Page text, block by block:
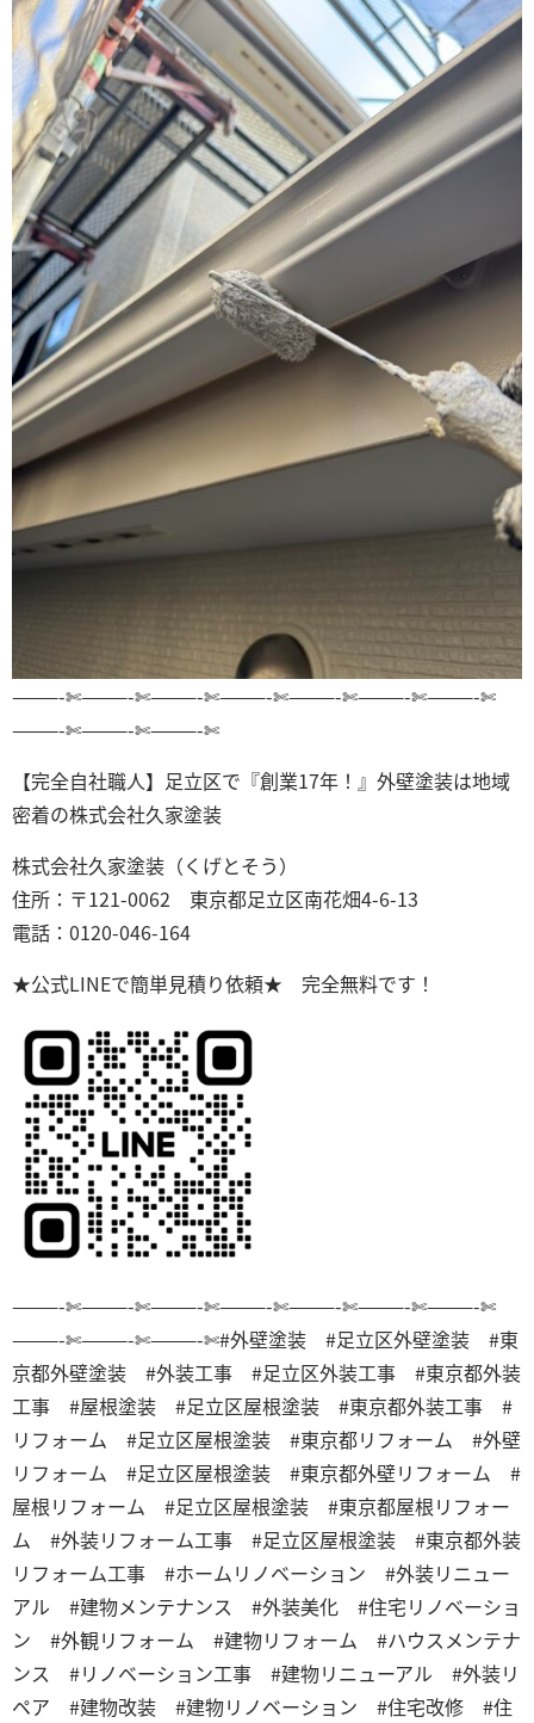
———-✄———-✄———-✄———-✄———-✄———-✄———-✄
———-✄———-✄———-✄
【完全自社職人】足立区で『創業17年！』外壁塗装は地域
密着の株式会社久家塗装
株式会社久家塗装（くげとそう）
住所：〒121-0062 東京都足立区南花畑4-6-13
電話：0120-046-164
★公式LINEで簡単見積り依頼★ 完全無料です！
———-✄———-✄———-✄———-✄———-✄———-✄———-✄
———-✄———-✄———-✄#外壁塗装 #足立区外壁塗装 #東
京都外壁塗装 #外装工事 #足立区外装工事 #東京都外装
工事 #屋根塗装 #足立区屋根塗装 #東京都外装工事 #
リフォーム #足立区屋根塗装 #東京都リフォーム #外壁
リフォーム #足立区屋根塗装 #東京都外壁リフォーム #
屋根リフォーム #足立区屋根塗装 #東京都屋根リフォー
ム #外装リフォーム工事 #足立区屋根塗装 #東京都外装
リフォーム工事 #ホームリノベーション #外装リニュー
アル #建物メンテナンス #外装美化 #住宅リノベーショ
ン #外観リフォーム #建物リフォーム #ハウスメンテナ
ンス #リノベーション工事 #建物リニューアル #外装リ
ペア #建物改装 #建物リノベーション #住宅改修 #住